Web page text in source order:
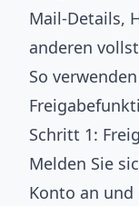
Mail-Details,
anderen
So
Schritt 1:
Melden Sie
Konto an und